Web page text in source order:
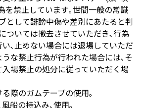
を禁止しています｡世間一般の常識
として誹謗中傷や差別にあたると判
ついては撤去させていただき､行為
､止めない場合には退場していただ
な禁止行為が行われた場合には､そ
場禁止の処分に従っていただく場
際のガムテープの使用｡
船の持込み､使用｡